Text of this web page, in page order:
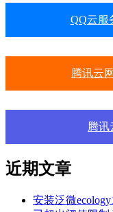
QQ云服
腾讯云
腾讯
近期文章
安装泛微